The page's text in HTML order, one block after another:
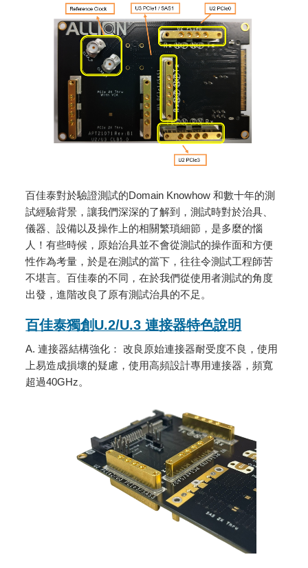
百佳泰對於驗證測試的Domain Knowhow 和數十年的測
試經驗背景，讓我們深深的了解到，測試時對於治具、
儀器、設備以及操作上的相關繁瑣細節，是多麼的惱
人！有些時候，原始治具並不會從測試的操作面和方便
性作為考量，於是在測試的當下，往往令測試工程師苦
不堪言。百佳泰的不同，在於我們從使用者測試的角度
出發，進階改良了原有測試治具的不足。
百佳泰獨創U.2/U.3 連接器特色說明
A. 連接器結構強化： 改良原始連接器耐受度不良，使用
上易造成損壞的疑慮，使用高頻設計專用連接器，頻寬
超過40GHz。